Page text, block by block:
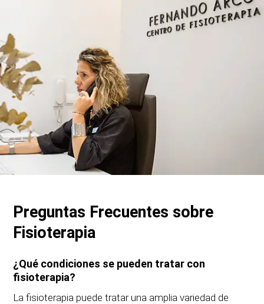
Preguntas Frecuentes sobre
Fisioterapia
¿Qué condiciones se pueden tratar con
fisioterapia?
La fisioterapia puede tratar una amplia variedad de